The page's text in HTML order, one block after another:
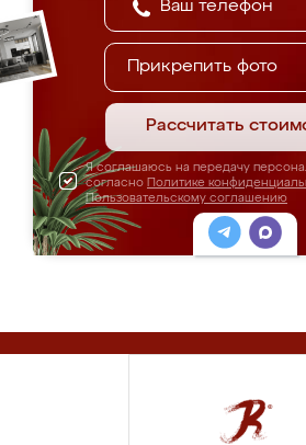
Прикрепить фото
Рассчитать
Я соглашаюсь на передачу
согласно Политике
Пользовательскому соглашению